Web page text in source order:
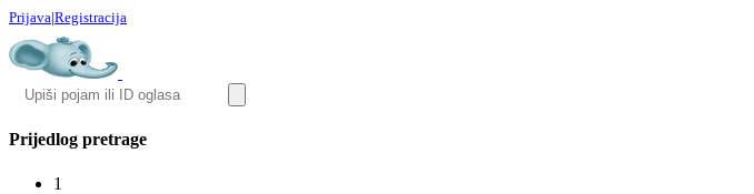
Prijava|Registracija
Prijedlog pretrage
1